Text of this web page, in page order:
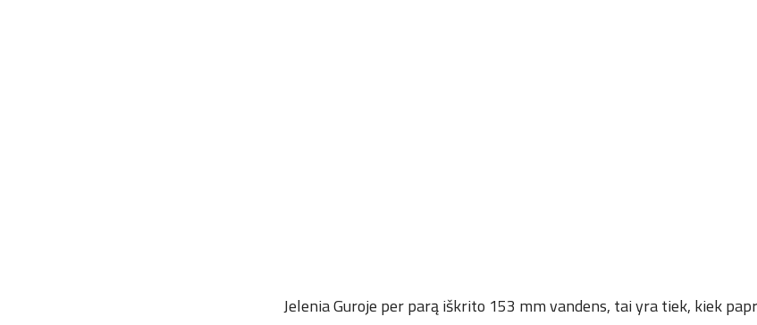
Jelenia Guroje per parą iškrito 153 mm vandens, tai yra tiek, kiek